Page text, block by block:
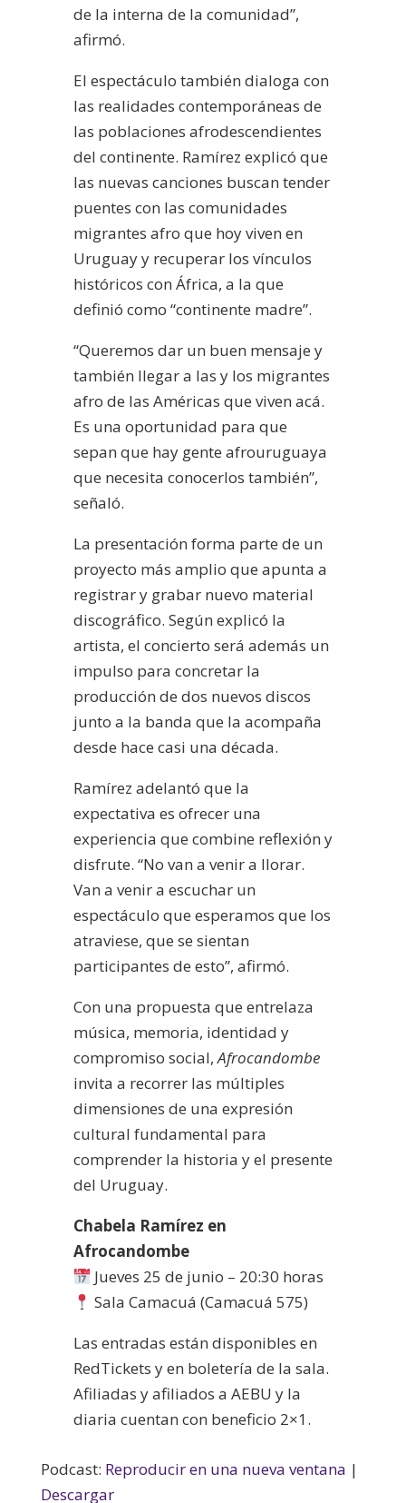
de la interna de la comunidad”,
afirmó.
El espectáculo también dialoga con
las realidades contemporáneas de
las poblaciones afrodescendientes
del continente. Ramírez explicó que
las nuevas canciones buscan tender
puentes con las comunidades
migrantes afro que hoy viven en
Uruguay y recuperar los vínculos
históricos con África, a la que
definió como “continente madre”.
“Queremos dar un buen mensaje y
también llegar a las y los migrantes
afro de las Américas que viven acá.
Es una oportunidad para que
sepan que hay gente afrouruguaya
que necesita conocerlos también”,
señaló.
La presentación forma parte de un
proyecto más amplio que apunta a
registrar y grabar nuevo material
discográfico. Según explicó la
artista, el concierto será además un
impulso para concretar la
producción de dos nuevos discos
junto a la banda que la acompaña
desde hace casi una década.
Ramírez adelantó que la
expectativa es ofrecer una
experiencia que combine reflexión y
disfrute. “No van a venir a llorar.
Van a venir a escuchar un
espectáculo que esperamos que los
atraviese, que se sientan
participantes de esto”, afirmó.
Con una propuesta que entrelaza
música, memoria, identidad y
compromiso social,Afrocandombe
invita a recorrer las múltiples
dimensiones de una expresión
cultural fundamental para
comprender la historia y el presente
del Uruguay.
Chabela Ramírez en
Afrocandombe
Jueves 25 de junio – 20:30 horas
Sala Camacuá (Camacuá 575)
Las entradas están disponibles en
RedTickets y en boletería de la sala.
Afiliadas y afiliados a AEBU y la
diaria cuentan con beneficio 2×1.
Podcast: Reproducir en una nueva ventana |
Descargar